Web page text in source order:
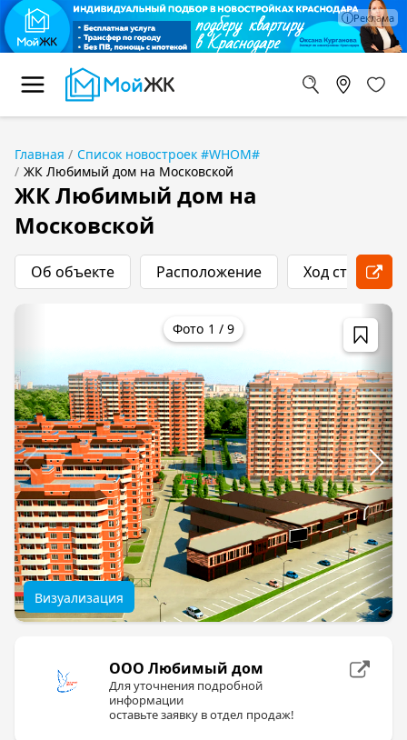
Главная
Список новостроек #WHOM#
ЖК Любимый дом на Московской
ЖК Любимый дом на
Московской
Об объекте Расположение Ход
1 / 9
Визуализация
ООО Любимый дом
Для уточнения подробной
информации
оставьте заявку в отдел продаж!